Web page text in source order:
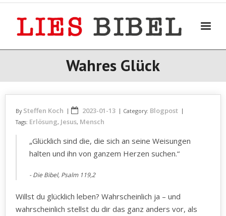
Skip
Wahres Glück
By Steffen Koch 2023-01-13 Category: Blogpost
Tags: Erlösung, Jesus, Mensch
„Glücklich sind die, die sich an seine Weisungen
halten und ihn von ganzem Herzen suchen.“
Die Bibel, Psalm 119,2
Willst du glücklich leben? Wahrscheinlich ja – und
wahrscheinlich stellst du dir das ganz anders vor, als